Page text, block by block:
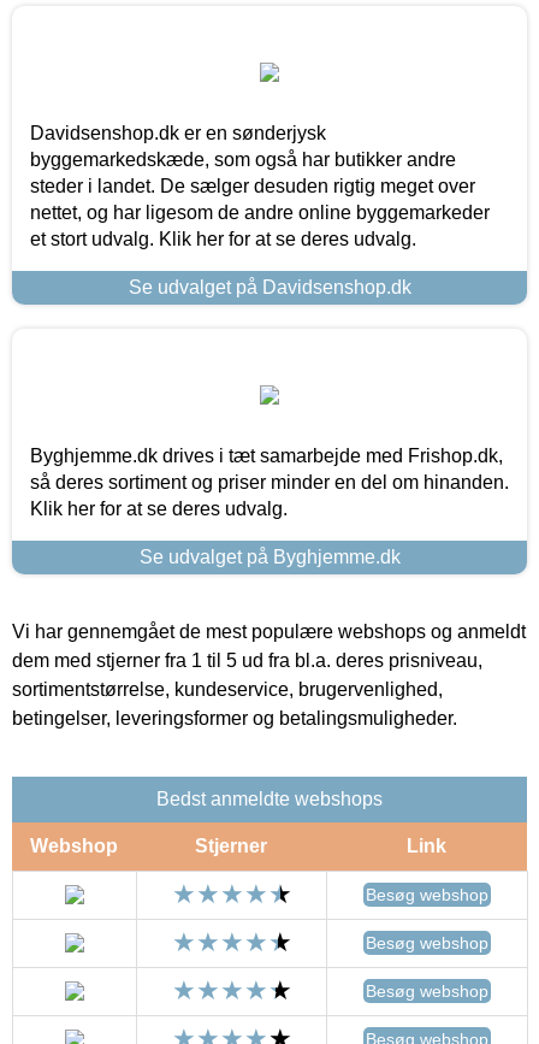
Davidsenshop.dk er en sønderjysk
byggemarkedskæde, som også har butikker andre
steder i landet. De sælger desuden rigtig meget over
nettet, og har ligesom de andre online byggemarkeder
et stort udvalg. Klik her for at se deres udvalg.
Se udvalget på Davidsenshop.dk
Byghjemme.dk drives i tæt samarbejde med Frishop.dk,
så deres sortiment og priser minder en del om hinanden.
Klik her for at se deres udvalg.
Se udvalget på Byghjemme.dk
Vi har gennemgået de mest populære webshops og anmeldt
dem med stjerner fra 1 til 5 ud fra bl.a. deres prisniveau,
sortimentstørrelse, kundeservice, brugervenlighed,
betingelser, leveringsformer og betalingsmuligheder.
Bedst anmeldte webshops
Webshop Stjerner Link
Besøg webshop
Besøg webshop
Besøg webshop
Besøg webshop